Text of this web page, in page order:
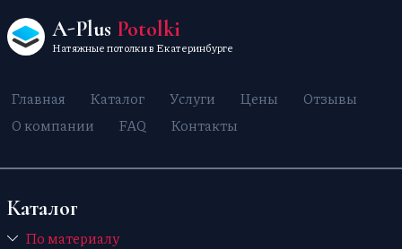
A-Plus Potolki
Натяжные потолки в Екатеринбурге
Главная Каталог Услуги Цены
Отзывы
О компании
FAQ Контакты
Каталог
По материалу